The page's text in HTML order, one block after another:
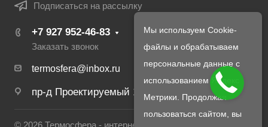
Подписаться на рассылку
+7 927 952-46-83
Заказать звонок
termosfera@inbox.ru
пр-д Проектируемый 1980-й, д. 4
Мы используем Cookie-
файлы и обрабатываем
персональные данные с
использованием Яндекс
Метрики. Продолжая
пользоваться сайтом, вы